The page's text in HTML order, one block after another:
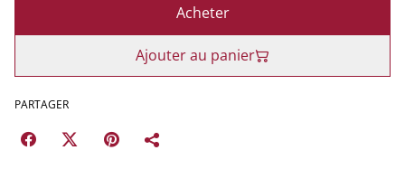
Acheter
Ajouter au panier
PARTAGER